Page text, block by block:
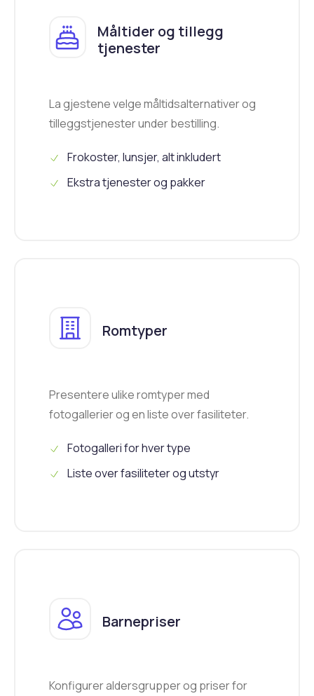
Måltider og tillegg
tjenester
La gjestene velge måltidsalternativer og
tilleggstjenester under bestilling.
Frokoster, lunsjer, alt inkludert
Ekstra tjenester og pakker
Romtyper
Presentere ulike romtyper med
fotogallerier og en liste over fasiliteter.
Fotogalleri for hver type
Liste over fasiliteter og utstyr
Barnepriser
Konfigurer aldersgrupper og priser for